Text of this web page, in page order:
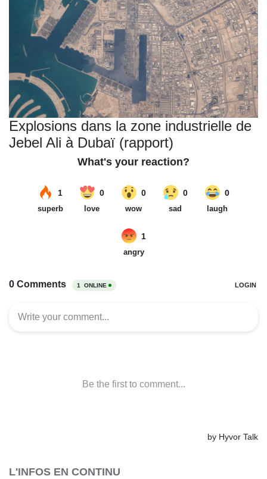
Explosions dans la zone industrielle de
Jebel Ali à Dubaï (rapport)
L'INFOS EN CONTINU